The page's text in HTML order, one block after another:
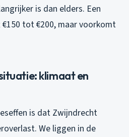
is dan elders. Een
tot €200, maar voorkomt
klimaat en
is dat Zwijndrecht
We liggen in de